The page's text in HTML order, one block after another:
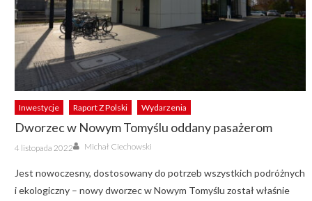
Inwestycje Raport Z Polski Wydarzenia
Dworzec w Nowym Tomyślu oddany pasażerom
Posted
on
4 listopada 2022 Author
Michał Ciechowski
Jest nowoczesny, dostosowany do potrzeb wszystkich podróżnych
i ekologiczny – nowy dworzec w Nowym Tomyślu został właśnie